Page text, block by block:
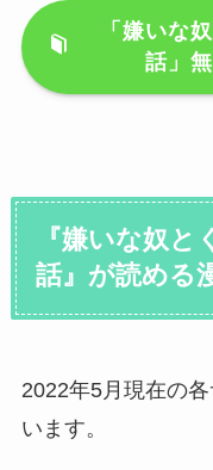
「嫌いな
話」
『嫌いな奴
話』が読める
2022年5月現在の
います。